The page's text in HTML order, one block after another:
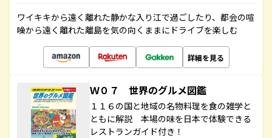
ワイキキから遠く離れた静かな入り江で過ごしたり、都会の喧
噪から遠く離れた離島を気の向くままにドライブを楽しむ
詳細を見る
Ｗ０７ 世界のグルメ図鑑
１１６の国と地域の名物料理を食の雑学と
ともに解説 本場の味を日本で体験できる
レストランガイド付き！